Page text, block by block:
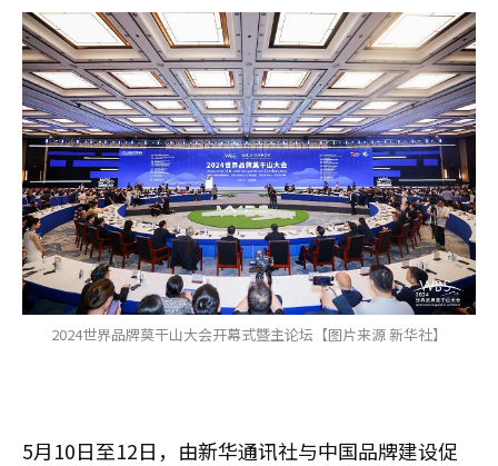
2024世界品牌莫干山大会开幕式暨主论坛【图片来源 新华社】
5月10日至12日，由新华通讯社与中国品牌建设促